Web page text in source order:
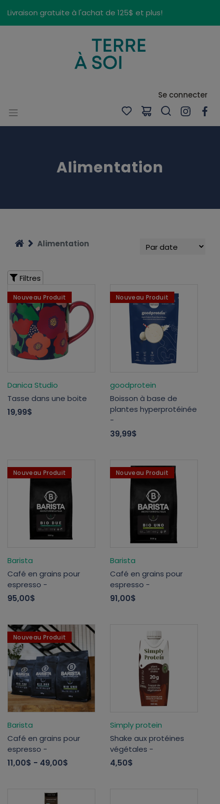
Livraison gratuite à l'achat de 125$ et plus!
Se connecter
Alimentation
Alimentation
Filtres
Nouveau Produit
Danica Studio
Tasse dans une boite
19,99$
Nouveau Produit
goodprotein
Boisson à base de
plantes hyperprotéinée
-
39,99$
Nouveau Produit
Barista
Café en grains pour
espresso -
95,00$
Nouveau Produit
Barista
Café en grains pour
espresso -
91,00$
Nouveau Produit
Barista
Café en grains pour
espresso -
11,00$ - 49,00$
Simply protein
Shake aux protéines
végétales -
4,50$